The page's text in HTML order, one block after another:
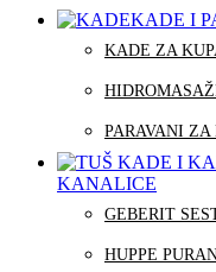
KADE I
KADE ZA
PARAVANI ZA
KANALICE
GEBERIT
HUPPE